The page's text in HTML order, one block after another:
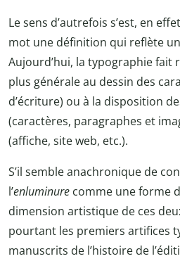
Le sens d’autrefois s’est, en
mot une définition qui reflète
Aujourd’hui, la typographie fait
plus générale au dessin des
d’écriture) ou à la disposition
(caractères, paragraphes et
(affiche, site web, etc.).
S’il semble anachronique de
l’enluminure comme une forme
dimension artistique de ces
pourtant les premiers artifices
manuscrits de l’histoire de